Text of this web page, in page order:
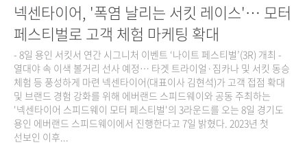
넥센타이어, '폭염 날리는 서킷 레이스'… 모터
페스티벌로 고객 체험 마케팅 확대
- 8일 용인 서킷서 연간 시그니처 이벤트 ‘나이트 페스티벌’(3R) 개최 -
열대야 속 이색 볼거리 선사 예정… 타겟 트라이얼·짐카나 및 서킷 동승
체험 등 풍성하게 마련 넥센타이어(대표이사 김현석)가 고객 접점 확대
및 브랜드 경험 강화를 위해 에버랜드 스피드웨이와 공동 주최하는
'넥센타이어 스피드웨이 모터 페스티벌'의 3라운드를 오는 8일 경기도
용인 에버랜드 스피드웨이에서 진행한다고 7일 밝혔다. 2023년 첫
선보인 이후...